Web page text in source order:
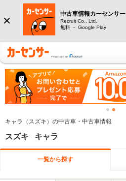
中古車情報カーセンサー
Recruit Co., Ltd.
無料 － Google Play
キャラ（スズキ）の中古車・中古車情報
スズキ キャラ
一覧から探す